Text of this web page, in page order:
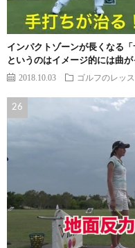
インパクトゾーンが長くなる
というのはイメージ的には曲
2018.10.03 ゴルフのレッ